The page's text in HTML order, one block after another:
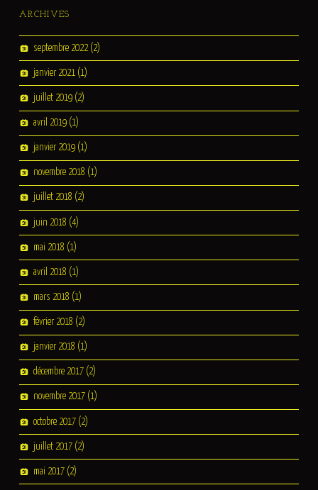
ARCHIVES
septembre 2022(2)
janvier 2021(1)
juillet 2019(2)
avril 2019(1)
janvier 2019(1)
novembre 2018 (1)
juillet 2018 (2)
juin 2018 (4)
mai 2018 (1)
avril 2018 (1)
mars 2018 (1)
février 2018 (2)
janvier 2018 (1)
décembre 2017(2)
novembre 2017(1)
octobre 2017(2)
juillet 2017(2)
mai 2017(2)